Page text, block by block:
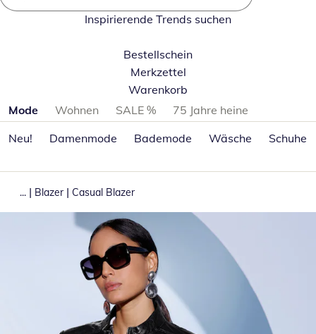
Inspirierende Trends suchen
Bestellschein
Merkzettel
Warenkorb
Produktkategorien überspringen
Mode Wohnen SALE %
75 Jahre heine
Neu!
Damenmode Bademode Wäsche Schuhe
... | Blazer | Casual Blazer